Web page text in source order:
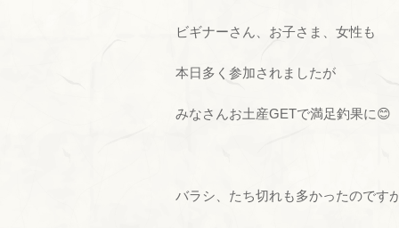
ビギナーさん、お子さま、女性も
本日多く参加されましたが
みなさんお土産GETで満足釣果に😊
バラシ、たち切れも多かったのです